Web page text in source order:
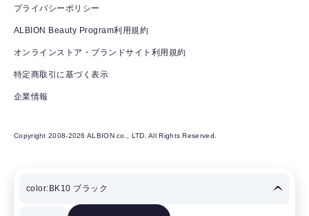
プライバシーポリシー
ALBION Beauty Program利用規約
オンラインストア・ブランドサイト利用規約
特定商取引に基づく表示
企業情報
Copyright 2008-2026 ALBION co., LTD. All Rights Reserved.